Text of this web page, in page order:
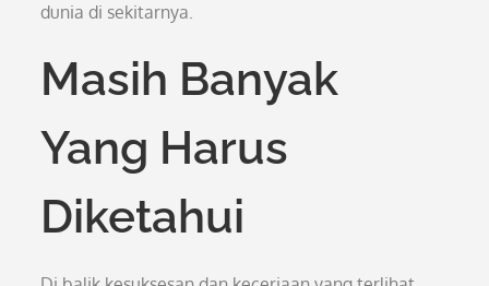
dunia di sekitarnya.
Masih Banyak
Yang Harus
Diketahui